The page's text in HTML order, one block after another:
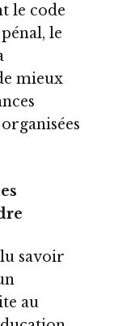
le code
le
mieux
savoir
au